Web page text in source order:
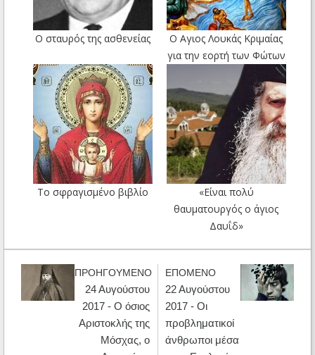
Ο σταυρός της ασθενείας
Ο Αγιος Λουκάς Κριμαίας
για την εορτή των Φώτων
Το σφραγισμένο βιβλίο
«Είναι πολύ
θαυματουργός ο άγιος
Δαυΐδ»
ΠΡΟΗΓΟΥΜΕΝΟ
24 Αυγούστου
2017 - Ο όσιος
Αριστοκλής της
Μόσχας, ο
ΕΠΟΜΕΝΟ
22 Αυγούστου
2017 - Οι
προβληματικοί
άνθρωποι μέσα